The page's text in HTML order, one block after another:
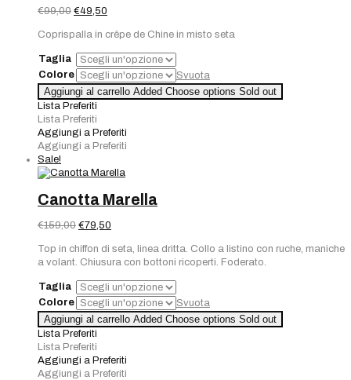
€99,00 Il
originale
era:
€99,00.
€49,50
attuale
è:
€49,50.
Coprispalla in crêpe de Chine in misto seta
Taglia
Colore
Svuota
Aggiungi al carrello Added Choose options Sold out
Lista Preferiti
Lista Preferiti
Aggiungi a Preferiti
Aggiungi a Preferiti
Sale!
Canotta Marella
€159,00 Il
originale
era:
€159,00.
€79,50
attuale
è:
€79,50.
Top in chiffon di seta, linea dritta. Collo a listino con ruche, maniche
a volant. Chiusura con bottoni ricoperti. Foderato.
Taglia
Colore
Svuota
Aggiungi al carrello Added Choose options Sold out
Lista Preferiti
Lista Preferiti
Aggiungi a Preferiti
Aggiungi a Preferiti